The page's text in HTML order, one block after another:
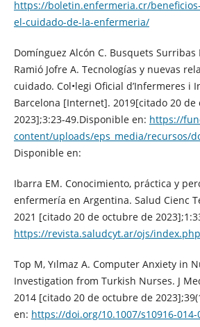
https://boletin.enfermeria.cr/
el-cuidado-de-la-enfermeria/
Domínguez Alcón C. Busquets
Ramió Jofre A. Tecnologías y nuevas
cuidado. Col•legi Oficial d’Infermeres i
Barcelona [Internet]. 2019[citado 20 de
2023];3:23-49.Disponible en: https://
content/uploads/eps_media/recursos/
Disponible en:
Ibarra EM. Conocimiento, práctica y
enfermería en Argentina. Salud Cienc
2021 [citado 20 de octubre de
https://revista.saludcyt.ar/ojs/
Top M, Yılmaz A. Computer Anxiety in
Investigation from Turkish Nurses. J
2014 [citado 20 de octubre de
en: https://doi.org/10.1007/s10916-014-